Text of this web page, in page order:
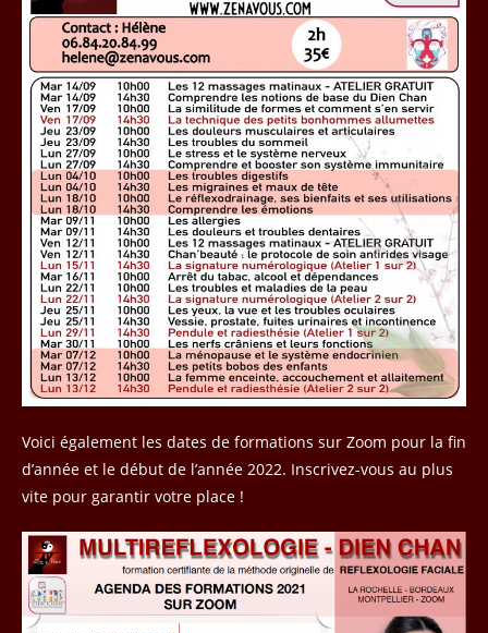
Voici également les dates de formations sur Zoom pour la fin
d’année et le début de l’année 2022. Inscrivez-vous au plus
vite pour garantir votre place !